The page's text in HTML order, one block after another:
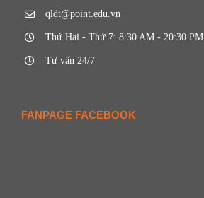
qldt@point.edu.vn
Thứ Hai - Thứ 7: 8:30 AM - 20:30 PM
Tư vấn 24/7
FANPAGE FACEBOOK